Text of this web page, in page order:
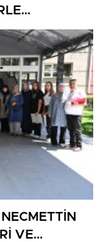
VE